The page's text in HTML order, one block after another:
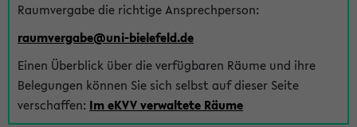
Raumvergabe die richtige Ansprechperson:
raumvergabe@uni-bielefeld.de
Einen Überblick über die verfügbaren Räume und ihre
Belegungen können Sie sich selbst auf dieser Seite
verschaffen: Im eKVV verwaltete Räume